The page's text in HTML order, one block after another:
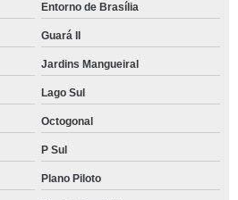
Entorno de Brasília
Guará II
Jardins Mangueiral
Lago Sul
Octogonal
P Sul
Plano Piloto